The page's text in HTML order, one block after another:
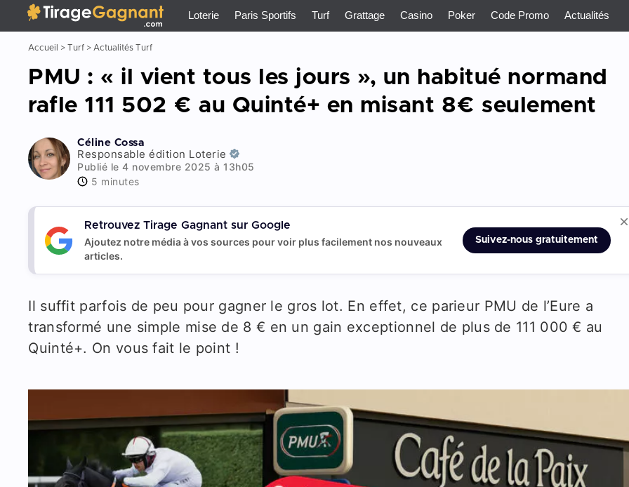
Tirage Gagnant
Loterie Paris Sportifs Turf Grattage Casino Poker Code Promo Actualités
Accueil >Turf > Actualités Turf
PMU : « il vient tous les jours », un habitué normand
rafle 111 502 € au Quinté+ en misant 8€ seulement
Céline Cossa
Responsable édition Loterie
Publié le 4 novembre 2025 à 13h05
5 minutes
Retrouvez Tirage Gagnant sur Google
Ajoutez notre média à vos sources pour voir plus facilement nos nouveaux
articles.
Suivez-nous gratuitement
Il suffit parfois de peu pour gagner le gros lot. En effet, ce parieur PMU de l’Eure a
transformé une simple mise de 8 € en un gain exceptionnel de plus de 111 000 € au
Quinté+. On vous fait le point !